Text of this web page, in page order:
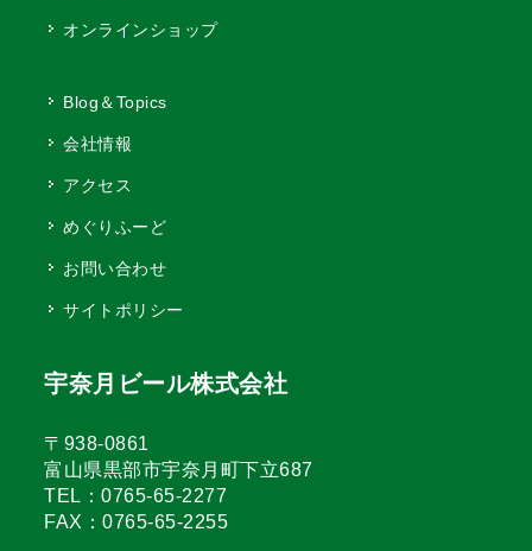
オンラインショップ
Blog＆Topics
会社情報
アクセス
めぐりふーど
お問い合わせ
サイトポリシー
宇奈月ビール株式会社
〒938-0861
富山県黒部市宇奈月町下立687
TEL：0765-65-2277
FAX：0765-65-2255